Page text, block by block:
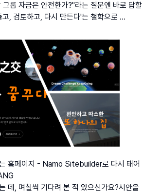
룹 자금은 안전한가?"라는 질문엔 바로 답할
, 검토하고, 다시 만든다'는 철학으로 ...
홈페이지 - Namo Sitebuilder로 다시 태어
데, 며칠씩 기다려 본 적 있으신가요?시안을